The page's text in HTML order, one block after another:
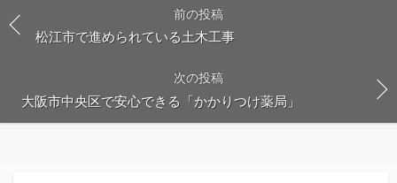
前の投稿
松江市で進められている土木工事
次の投稿
大阪市中央区で安心できる「かかりつけ薬局」